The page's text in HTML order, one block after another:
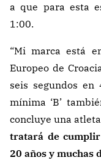
a que para esta
1:00.
“Mi marca está
Europeo de
seis segundos
mínima ‘B’
concluye una
tratará de
20 años y muchas